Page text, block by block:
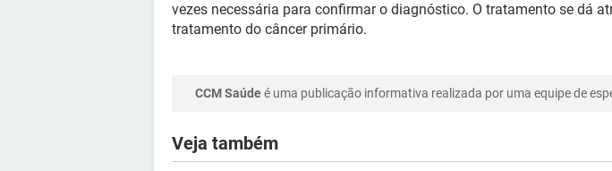
vezes necessária para confirmar o diagnóstico. O tratamento se dá
tratamento do câncer primário.
CCM Saúdeé uma publicação informativa realizada por uma equipe de
Veja também